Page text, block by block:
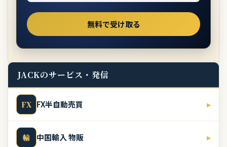
JACKのサービス・発信
FX FX半自動売買 ▸
輸 中国輸入 物販 ▸